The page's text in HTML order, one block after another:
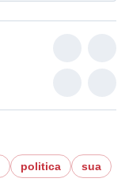
politica
sua